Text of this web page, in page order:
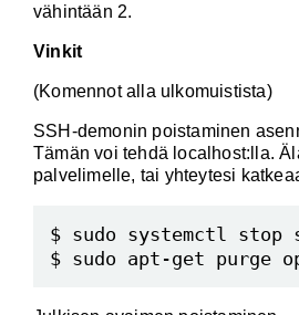
vähintään 2.
Vinkit
(Komennot alla ulkomuistista)
SSH-demonin poistaminen
Tämän voi tehdä localhost:lla.
palvelimelle, tai yhteytesi
$ sudo systemctl stop